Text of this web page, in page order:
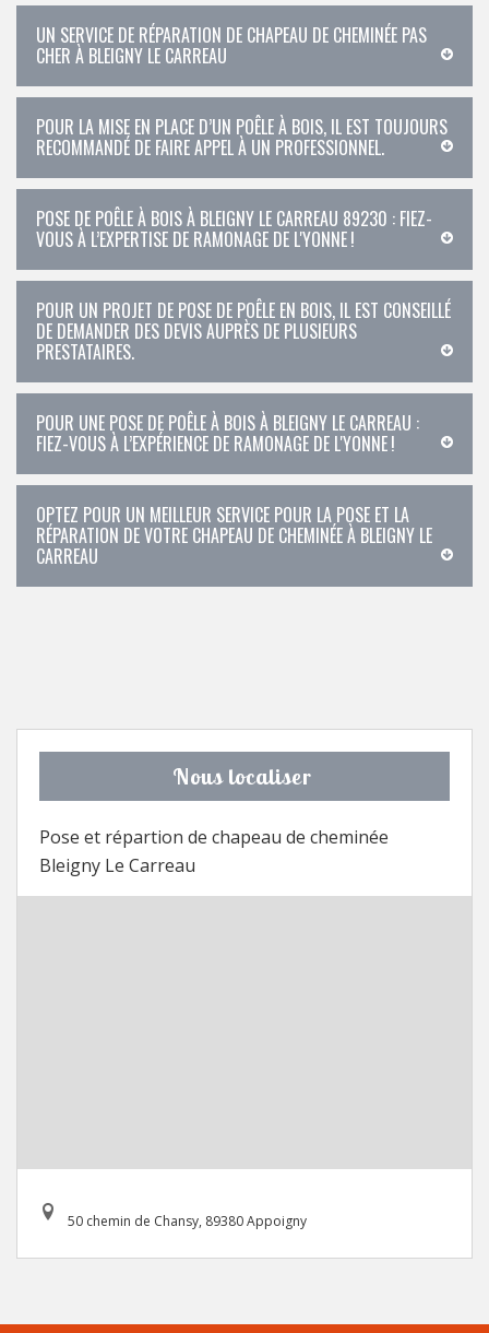
UN SERVICE DE RÉPARATION DE CHAPEAU DE CHEMINÉE PAS
CHER À BLEIGNY LE CARREAU
POUR LA MISE EN PLACE D’UN POÊLE À BOIS, IL EST TOUJOURS
RECOMMANDÉ DE FAIRE APPEL À UN PROFESSIONNEL.
POSE DE POÊLE À BOIS À BLEIGNY LE CARREAU 89230 : FIEZ-
VOUS À L’EXPERTISE DE RAMONAGE DE L'YONNE !
POUR UN PROJET DE POSE DE POÊLE EN BOIS, IL EST CONSEILLÉ
DE DEMANDER DES DEVIS AUPRÈS DE PLUSIEURS
PRESTATAIRES.
POUR UNE POSE DE POÊLE À BOIS À BLEIGNY LE CARREAU :
FIEZ-VOUS À L’EXPÉRIENCE DE RAMONAGE DE L'YONNE !
OPTEZ POUR UN MEILLEUR SERVICE POUR LA POSE ET LA
RÉPARATION DE VOTRE CHAPEAU DE CHEMINÉE À BLEIGNY LE
CARREAU
Nous localiser
Pose et répartion de chapeau de cheminée
Bleigny Le Carreau
50 chemin de Chansy, 89380 Appoigny